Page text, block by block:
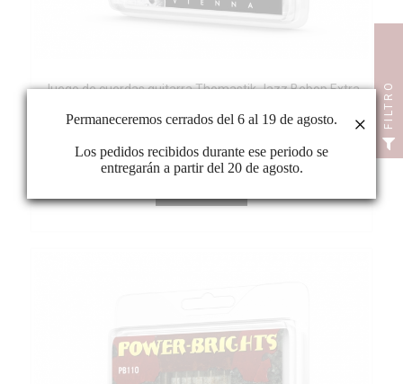
Juego de cuerdas guitarra Thomastik Jazz Bebop Extra
Light BB111
FILTRO
Permaneceremos cerrados del 6 al 19 de agosto.
Los pedidos recibidos durante ese periodo se
entregarán a partir del 20 de agosto.
×